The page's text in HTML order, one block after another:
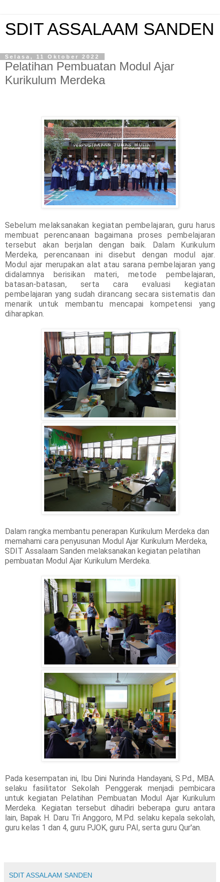
SDIT ASSALAAM SANDEN
Selasa, 11 Oktober 2022
Pelatihan Pembuatan Modul Ajar
Kurikulum Merdeka
Sebelum melaksanakan kegiatan pembelajaran, guru harus
membuat perencanaan bagaimana proses pembelajaran
tersebut akan berjalan dengan baik. Dalam Kurikulum
Merdeka, perencanaan ini disebut dengan modul ajar.
Modul ajar merupakan alat atau sarana pembelajaran yang
didalamnya berisikan materi, metode pembelajaran,
batasan-batasan, serta cara evaluasi kegiatan
pembelajaran yang sudah dirancang secara sistematis dan
menarik untuk membantu mencapai kompetensi yang
diharapkan.
Dalam rangka membantu penerapan Kurikulum Merdeka dan
memahami cara penyusunan Modul Ajar Kurikulum Merdeka,
SDIT Assalaam Sanden melaksanakan kegiatan pelatihan
pembuatan Modul Ajar Kurikulum Merdeka.
Pada kesempatan ini, Ibu Dini Nurinda Handayani, S.Pd., MBA.
selaku fasilitator Sekolah Penggerak menjadi pembicara
untuk kegiatan Pelatihan Pembuatan Modul Ajar Kurikulum
Merdeka. Kegiatan tersebut dihadiri beberapa guru antara
lain, Bapak H. Daru Tri Anggoro, M.Pd. selaku kepala sekolah,
guru kelas 1 dan 4, guru PJOK, guru PAI, serta guru Qur'an.
SDIT ASSALAAM SANDEN